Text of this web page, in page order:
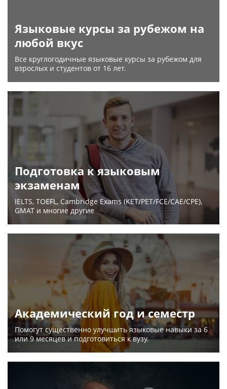
Языковые курсы за рубежом на
любой вкус
Все круглогодичные языковые курсы за рубежом для
взрослых и студентов от 16 лет.
Подготовка к языковым
экзаменам
IELTS, TOEFL, Cambridge Exams (KET/PET/FCE/CAE/CPE),
GMAT и многие другие
Академический год и семестр
Помогут существенно улучшить языковые навыки за 6
или 9 месяцев и подготовиться к вузу.